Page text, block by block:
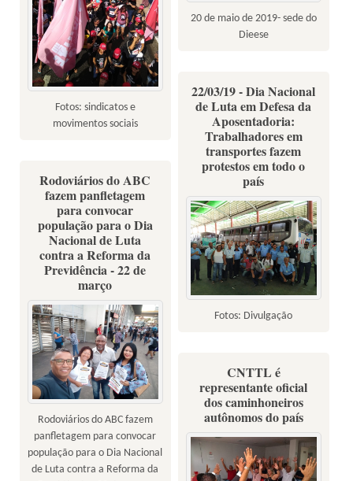
20 de maio de 2019- sede do
Dieese
Fotos: sindicatos e
movimentos sociais
22/03/19 - Dia Nacional
de Luta em Defesa da
Aposentadoria:
Trabalhadores em
transportes fazem
protestos em todo o
país
Fotos: Divulgação
Rodoviários do ABC
fazem panfletagem
para convocar
população para o Dia
Nacional de Luta
contra a Reforma da
Previdência - 22 de
março
Rodoviários do ABC fazem
panfletagem para convocar
população para o Dia Nacional
de Luta contra a Reforma da
CNTTL é
representante oficial
dos caminhoneiros
autônomos do país